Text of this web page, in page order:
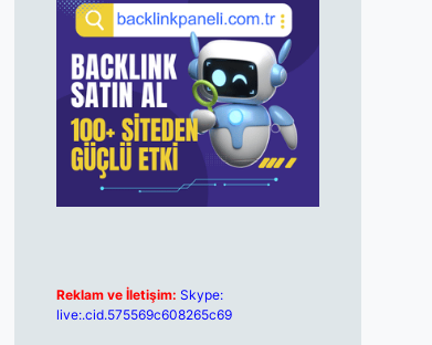
Reklam ve İletişim: Skype:
live:.cid.575569c608265c69